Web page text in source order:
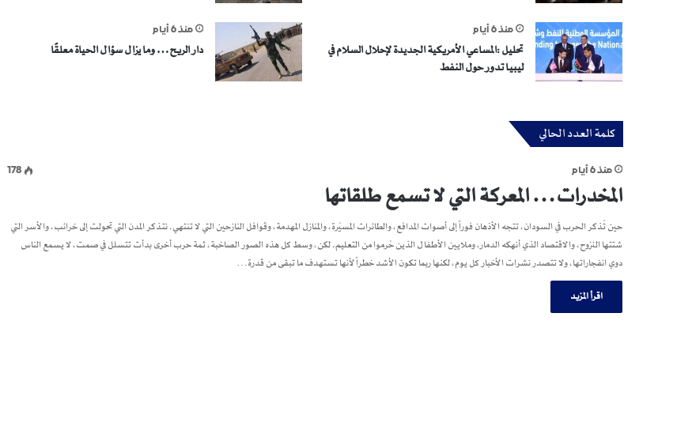
منذ 6 أيام
تحليل :المساعي الأمريكية الجديدة لإحلال السلام في
ليبيا تدور حول النفط
منذ 6 أيام
دار الريح… وما يزال سؤال الحياة معلقًا
كلمة العدد الحالي
منذ 6 أيام 178
المخدرات… المعركة التي لا تسمع طلقاتها
حين تُذكر الحرب في السودان، تتجه الأذهان فوراً إلى أصوات المدافع، والطائرات المسيّرة، والمنازل المهدمة، وقوافل النازحين التي لا تنتهي. نتذكر المدن التي تحولت إلى خرائب، والأسر التي
شتتها النزوح، والاقتصاد الذي أنهكه الدمار، وملايين الأطفال الذين حُرموا من التعليم. لكن، وسط كل هذه الصور الصاخبة، ثمة حرب أخرى بدأت تتسلل في صمت، لا يسمع الناس
دوي انفجاراتها، ولا تتصدر نشرات الأخبار كل يوم، لكنها ربما تكون الأشد خطراً لأنها تستهدف ما تبقى من قدرة…
اقرأ المزيد